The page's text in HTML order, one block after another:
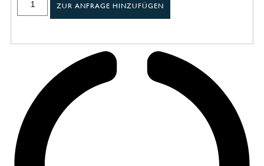
ZUR ANFRAGE HINZUFÜGEN